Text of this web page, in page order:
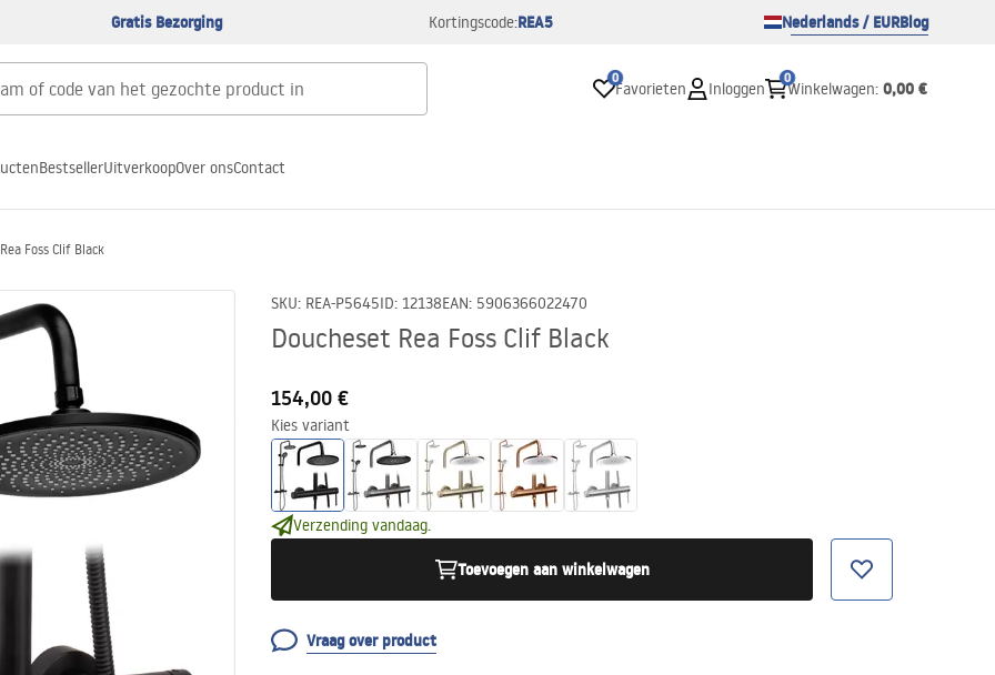
Gratis Bezorging Kortingscode:REA5 Nederlands / EURBlog
0
Favorieten Inloggen
0
Winkelwagen: 0,00 €
BestsellerUitverkoopOver onsContact
Foss Clif Black
SKU: REA-P5645ID: 12138EAN: 5906366022470
Doucheset Rea Foss Clif Black
154,00 €
Kies variant
Verzending vandaag.
Toevoegen aan winkelwagen
Vraag over product